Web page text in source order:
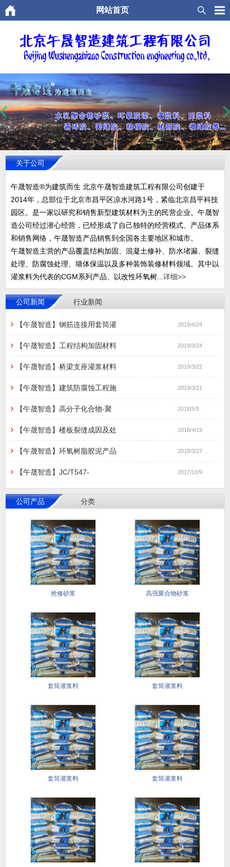
网站首页
关于公司
午晟智造®为建筑而生 北京午晟智造建筑工程有限公司创建于
2014年，总部位于北京市昌平区凉水河路1号，紧临北京昌平科技
园区。是一家以研究和销售新型建筑材料为主的民营企业。午晟智
造公司经过潜心经营，已经形成了自己独特的经营模式、产品体系
和销售网络，午晟智造产品销售到全国各主要地区和城市。
午晟智造主营的产品覆盖结构加固、混凝土修补、防水堵漏、裂缝
处理、防腐蚀处理、墙体保温以及多种装饰装修材料领域。其中以
灌浆料为代表的CGM系列产品、以改性环氧树...详细>>
公司新闻 行业新闻
【午晟智造】钢筋连接用套筒灌 2019/4/24
【午晟智造】工程结构加固材料 2019/3/24
【午晟智造】桥梁支座灌浆材料 2019/3/22
【午晟智造】建筑防腐蚀工程施 2019/3/21
【午晟智造】高分子化合物-聚 2018/5/5
【午晟智造】楼板裂缝成因及处 2018/4/19
【午晟智造】环氧树脂胶泥产品 2018/3/27
【午晟智造】JC/T547- 2017/10/9
公司产品 分类
抢修砂浆 高强聚合物砂浆
套筒灌浆料 套筒灌浆料
套筒灌浆料 套筒灌浆料